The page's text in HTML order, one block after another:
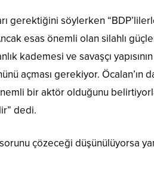
gerektiğini söylerken
esas önemli olan silahlı
ve savaşçı
açması gerekiyor. Öcalan’ın
bir aktör olduğunu
dedi.
çözeceği düşünülüyorsa